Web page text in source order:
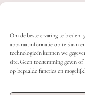
Om de beste ervaring te bieden,
apparaatinformatie op te slaan
technologieën kunnen we
site. Geen toestemming geven
op bepaalde functies en